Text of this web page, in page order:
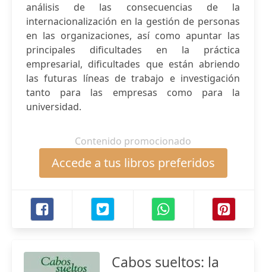
análisis de las consecuencias de la
internacionalización en la gestión de personas
en las organizaciones, así como apuntar las
principales dificultades en la práctica
empresarial, dificultades que están abriendo
las futuras líneas de trabajo e investigación
tanto para las empresas como para la
universidad.
Contenido promocionado
Accede a tus libros preferidos
Cabos sueltos: la